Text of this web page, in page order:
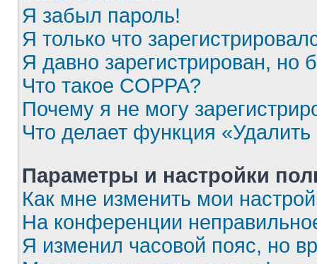
Я забыл пароль!
Я только что
Я давно зарегистрирован, но
Что такое COPPA?
Почему я не могу
Что делает функция
Параметры и настройки
Как мне изменить мои
На конференции
Я изменил часовой пояс, но